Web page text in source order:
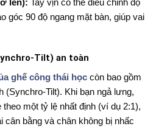
góc 90 độ ngang mặt bàn, giúp vai
Tilt) an toàn
ghế công thái học còn bao gồm
(Synchro-Tilt). Khi bạn ngả lưng,
một tỷ lệ nhất định (ví dụ 2:1),
cân bằng và chân không bị nhấc